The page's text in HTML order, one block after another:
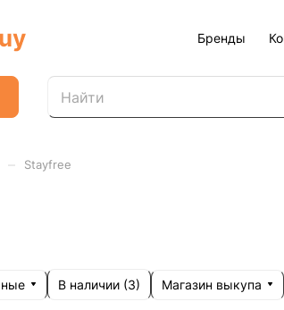
Бренды
Stayfree
В наличии (3) Магазин выкупа